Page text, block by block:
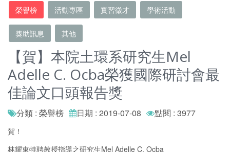
榮譽榜 活動專區 實習徵才 學術活動
獎助訊息 其他
【賀】本院土環系研究生Mel
Adelle C. Ocba榮獲國際研討會最
佳論文口頭報告獎
分類 : 榮譽榜 日期 : 2019-07-08 點閱 : 3977
賀！
林耀東特聘教授指導之研究生Mel Adelle C. Ocba